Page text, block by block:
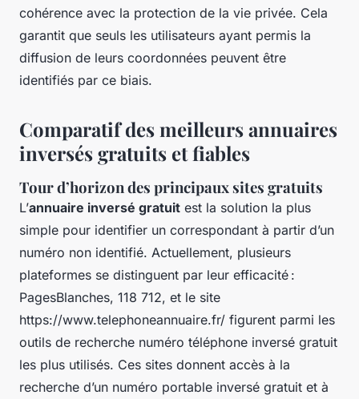
cohérence avec la protection de la vie privée. Cela
garantit que seuls les utilisateurs ayant permis la
diffusion de leurs coordonnées peuvent être
identifiés par ce biais.
Comparatif des meilleurs annuaires
inversés gratuits et fiables
Tour d’horizon des principaux sites gratuits
L’annuaire inversé gratuit est la solution la plus
simple pour identifier un correspondant à partir d’un
numéro non identifié. Actuellement, plusieurs
plateformes se distinguent par leur efficacité :
PagesBlanches, 118 712, et le site
https://www.telephoneannuaire.fr/ figurent parmi les
outils de recherche numéro téléphone inversé gratuit
les plus utilisés. Ces sites donnent accès à la
recherche d’un numéro portable inversé gratuit et à